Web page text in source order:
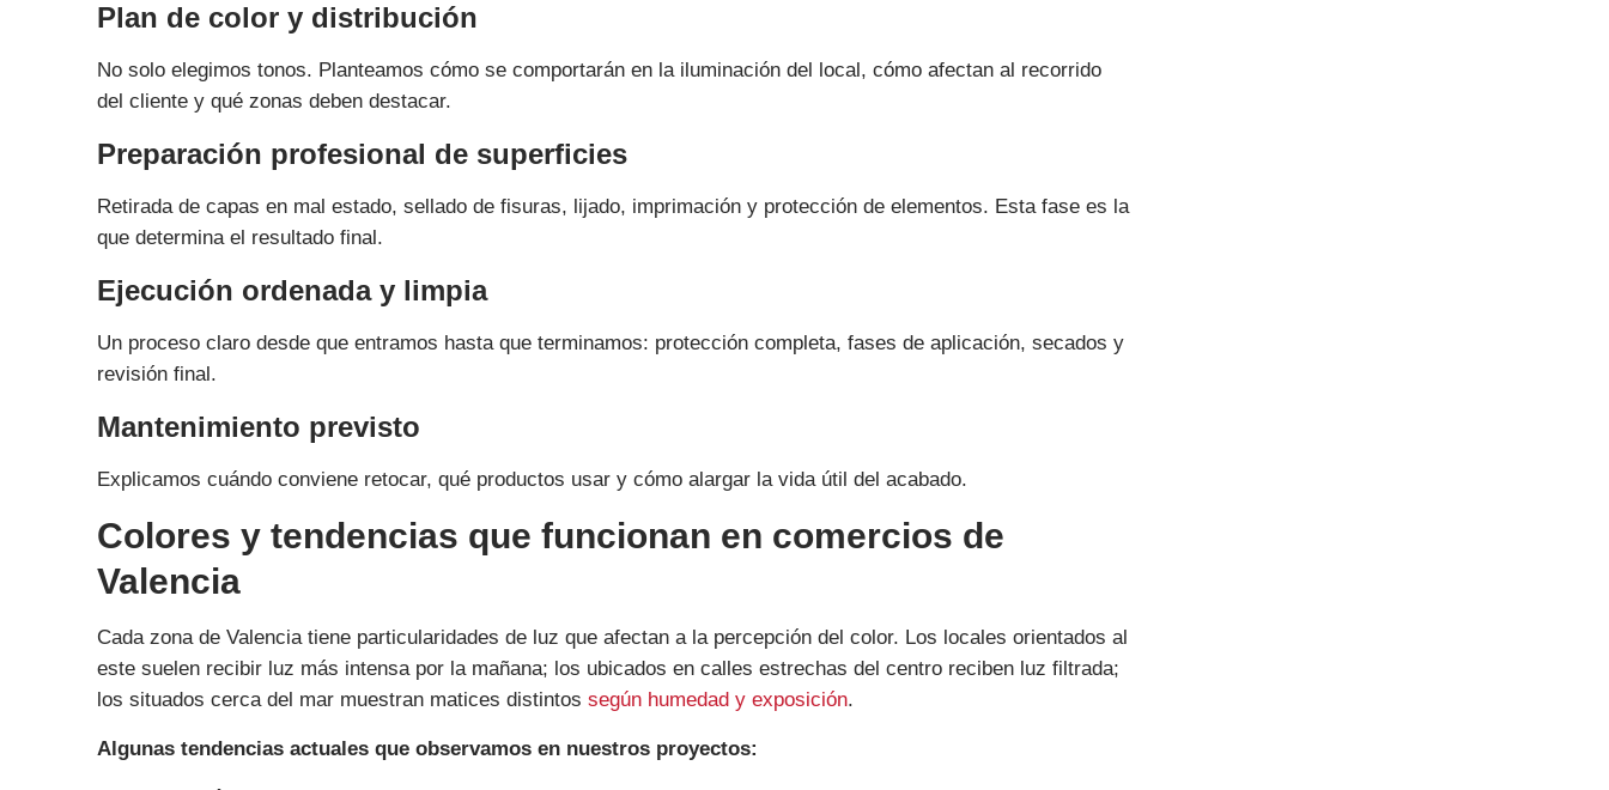
Plan de color y distribución
No solo elegimos tonos. Planteamos cómo se comportarán en la iluminación del local, cómo afectan al recorrido
del cliente y qué zonas deben destacar.
Preparación profesional de superficies
Retirada de capas en mal estado, sellado de fisuras, lijado, imprimación y protección de elementos. Esta fase es la
que determina el resultado final.
Ejecución ordenada y limpia
Un proceso claro desde que entramos hasta que terminamos: protección completa, fases de aplicación, secados y
revisión final.
Mantenimiento previsto
Explicamos cuándo conviene retocar, qué productos usar y cómo alargar la vida útil del acabado.
Colores y tendencias que funcionan en comercios de
Valencia
Cada zona de Valencia tiene particularidades de luz que afectan a la percepción del color. Los locales orientados al
este suelen recibir luz más intensa por la mañana; los ubicados en calles estrechas del centro reciben luz filtrada;
los situados cerca del mar muestran matices distintos según humedad y exposición.
Algunas tendencias actuales que observamos en nuestros proyectos: